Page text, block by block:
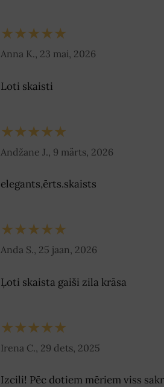
★★★★★
Anna K., 23 mai, 2026
Loti skaisti
★★★★★
Andžane J., 9 märts, 2026
elegants,ērts.skaists
★★★★★
Anda S., 25 jaan, 2026
Ļoti skaista gaiši zila krāsa
★★★★★
Irena C., 29 dets, 2025
Izcili! Pēc dotiem mēriem viss